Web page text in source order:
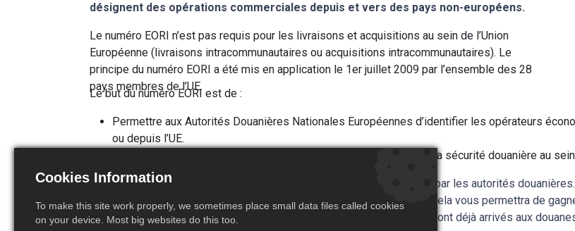
désignent des opérations commerciales depuis et vers des pays non-européens.
Le numéro EORI n’est pas requis pour les livraisons et acquisitions au sein de l’Union
Européenne (livraisons intracommunautaires ou acquisitions intracommunautaires). Le
principe du numéro EORI a été mis en application le 1er juillet 2009 par l’ensemble des 28
pays membres de l’UE.
Le but du numéro EORI est de :
Permettre aux Autorités Douanières Nationales Européennes d’identifier les opérateurs
ou depuis l’UE.
Suivre la circulation des marchandises et ce faisant, de renforcer la sécurité douanière au
Chaque numéro EORI est unique et attribué pour une période indéfinie par les autorités
directement contact avec les Départements Douaniers en votre nom. Cela vous permettra de
temps voulu. La question de l’EORI se pose souvent quand les biens sont déjà arrivés aux
Cookies Information
To make this site work properly, we sometimes place small data files called cookies
on your device. Most big websites do this too.